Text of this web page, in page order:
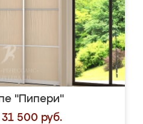
"Пипери"
500 руб.